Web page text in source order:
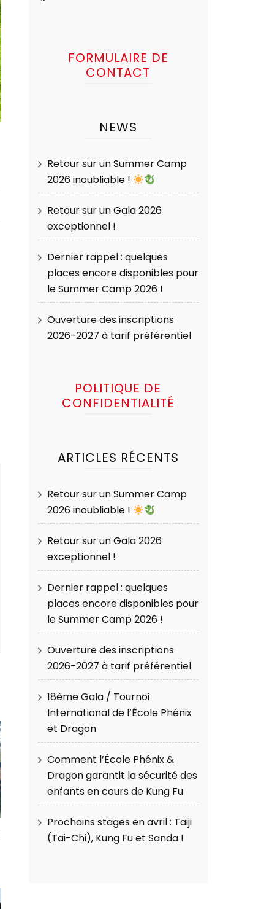
FORMULAIRE DE
CONTACT
NEWS
Retour sur un Summer Camp
2026 inoubliable !
Retour sur un Gala 2026
exceptionnel !
Dernier rappel : quelques
places encore disponibles pour
le Summer Camp 2026 !
Ouverture des inscriptions
2026-2027 à tarif préférentiel
POLITIQUE DE
CONFIDENTIALITÉ
ARTICLES RÉCENTS
Retour sur un Summer Camp
2026 inoubliable !
Retour sur un Gala 2026
exceptionnel !
Dernier rappel : quelques
places encore disponibles pour
le Summer Camp 2026 !
Ouverture des inscriptions
2026-2027 à tarif préférentiel
18ème Gala / Tournoi
International de l’École Phénix
et Dragon
Comment l’École Phénix &
Dragon garantit la sécurité des
enfants en cours de Kung Fu
Prochains stages en avril : Taiji
(Tai-Chi), Kung Fu et Sanda !